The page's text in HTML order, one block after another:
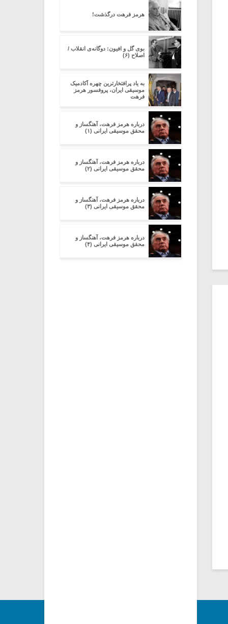
هرمز فرهت درگذشت!
بوی گل و افیون: دوگانه‌ی انقلاب /
اصلاح (۶)
به یاد پرافتخارترین چهره آکادمیک
موسیقی ایران، پروفسور هرمز
فرهت
درباره هرمز فرهت، آهنگساز و
محقق موسیقى ایرانى (۱)
درباره هرمز فرهت، آهنگساز و
محقق موسیقى ایرانى (۲)
درباره هرمز فرهت، آهنگساز و
محقق موسیقى ایرانى (۳)
درباره هرمز فرهت، آهنگساز و
محقق موسیقى ایرانى (۴)